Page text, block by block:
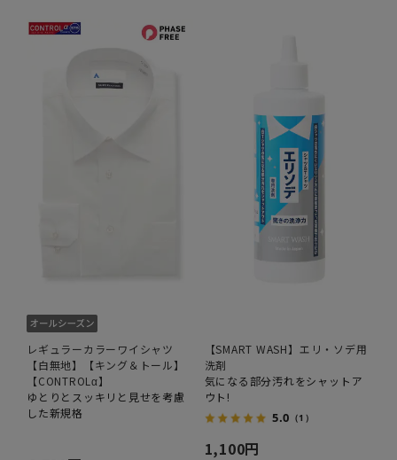
レギュラーカラーワイシャツ
【白無地】【キング＆トール】
【CONTROLα】
ゆとりとスッキリと見せを考慮
した新規格
【SMART WASH】エリ・ソデ用
洗剤
気になる部分汚れをシャットア
ウト!
5.0 （1）
1,100円